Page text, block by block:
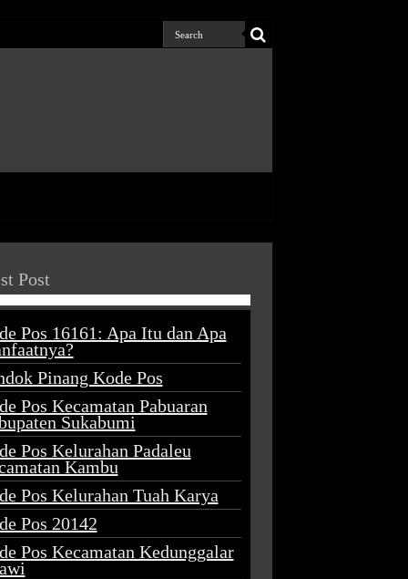
Post
Pos 16161: Apa Itu dan Apa
Pinang Kode Pos
Pos Kecamatan Pabuaran
Sukabumi
Pos Kelurahan Padaleu
Kambu
Pos Kelurahan Tuah Karya
Pos 20142
Pos Kecamatan Kedunggalar